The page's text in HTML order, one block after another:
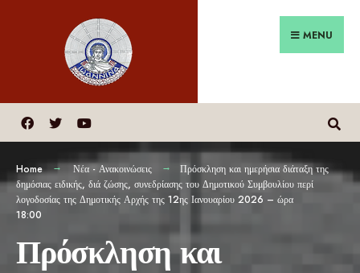
MENU
Home Νέα - Ανακοινώσεις
Πρόσκληση και ημερήσια διάταξη της
δημόσιας ειδικής, διά ζώσης, συνεδρίασης του Δημοτικού Συμβουλίου περί
λογοδοσίας της Δημοτικής Αρχής της 12ης Ιανουαρίου 2026 – ώρα
18:00
Πρόσκληση και